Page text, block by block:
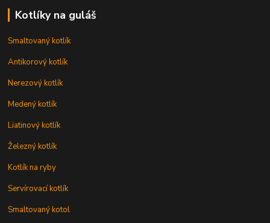
Kotlíky na guláš
Smaltovaný kotlík
Antikorový kotlík
Nerezový kotlík
Medený kotlík
Liatinový kotlík
Železný kotlík
Kotlík na ryby
Servírovací kotlík
Smaltovaný kotol